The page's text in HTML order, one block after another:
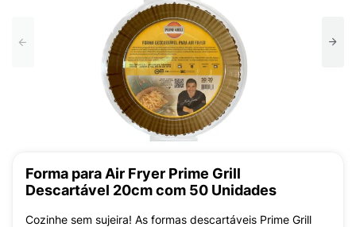
Forma para Air Fryer Prime Grill
Descartável 20cm com 50 Unidades
Cozinhe sem sujeira! As formas descartáveis Prime Grill